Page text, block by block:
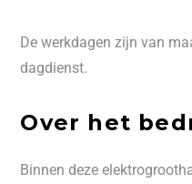
De werkdagen zijn van
dagdienst.
Over het
Binnen deze